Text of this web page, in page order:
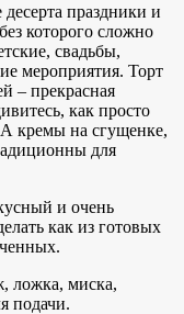
праздники и
которого сложно
свадьбы,
мероприятия. Торт
– прекрасная
как просто
А кремы на сгущенке,
для
и очень
как из готовых
ложка, миска,
подачи.